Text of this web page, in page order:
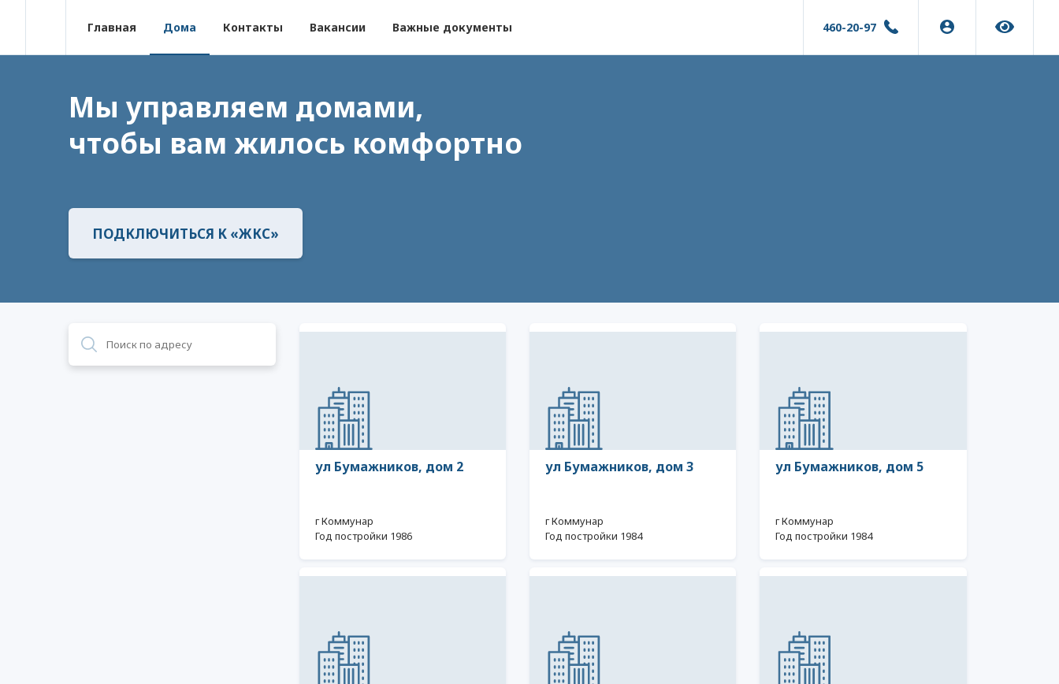
Главная Дома Контакты Вакансии Важные документы 460-20-97
Мы управляем домами,
чтобы вам жилось комфортно
ПОДКЛЮЧИТЬСЯ К «ЖКС»
ул Бумажников, дом 2
г Коммунар
Год постройки 1986
ул Бумажников, дом 3
г Коммунар
Год постройки 1984
ул Бумажников, дом 5
г Коммунар
Год постройки 1984